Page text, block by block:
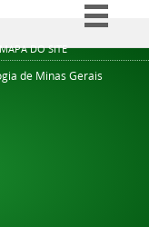
DO SITE
BR
de Minas Gerais